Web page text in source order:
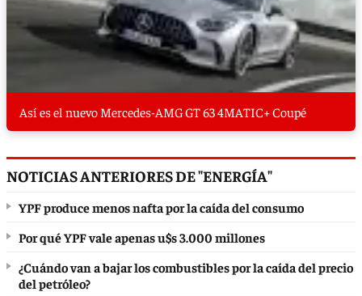
Así es el nuevo Mercedes-AMG GT 63 4MATIC+ Coupé
NOTICIAS ANTERIORES DE "ENERGÍA"
YPF produce menos nafta por la caída del consumo
Por qué YPF vale apenas u$s 3.000 millones
¿Cuándo van a bajar los combustibles por la caída del precio
del petróleo?